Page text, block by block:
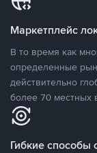
Маркетплейс
В то время как
определенные
действительно
более 70 местных
Гибкие способы